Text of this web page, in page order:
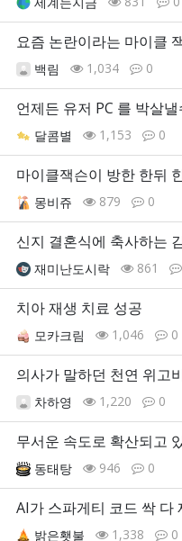
요즘 논란이라는 마이클
백림 1,034 0
언제든 유저 PC 를 박살
달콤별 1,153 0
마이클잭슨이 방한 한뒤
몽비쥬 879 0
신지 결혼식에 축사하는
재미난도시락 861
치아 재생 치료 성공
모카크림 1,046 0
의사가 말하던 천연 위고
차하영 1,220 0
무서운 속도로 확산되고
동태탕 946 0
AI가 스파게티 코드 싹 다
밝은횃불 1,338 0